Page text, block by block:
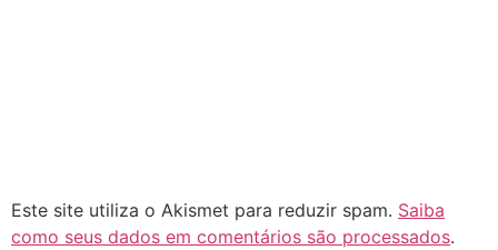
Este site utiliza o Akismet para reduzir spam. Saiba
como seus dados em comentários são processados.